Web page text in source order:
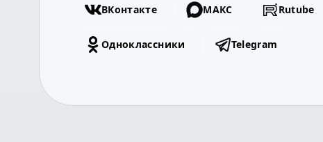
ВКонтакте МАКС Rutube
Одноклассники Telegram